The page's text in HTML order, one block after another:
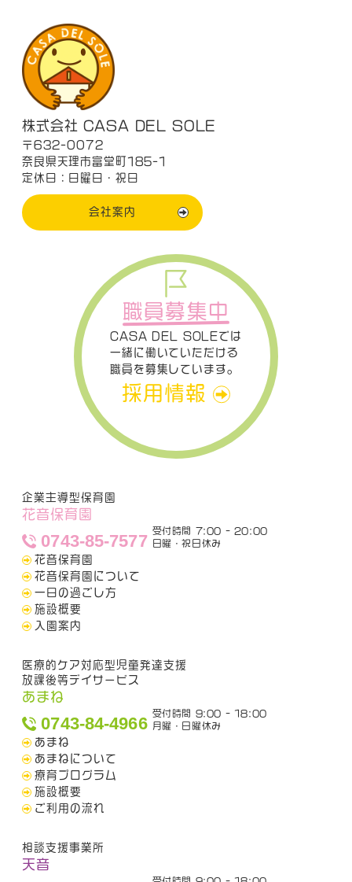
株式会社 CASA DEL SOLE
〒632-0072
奈良県天理市富堂町185-1
定休日：日曜日・祝日
会社案内
職員募集中
CASA DEL SOLEでは
一緒に働いていただける
職員を募集しています。
採用情報
企業主導型保育園
花音保育園
0743-85-7577
受付時間 7:00 - 20:00
日曜・祝日休み
花音保育園
花音保育園について
一日の過ごし方
施設概要
入園案内
医療的ケア対応型児童発達支援
放課後等デイサービス
あまね
0743-84-4966
受付時間 9:00 - 18:00
月曜・日曜休み
あまね
あまねについて
療育プログラム
施設概要
ご利用の流れ
相談支援事業所
天音